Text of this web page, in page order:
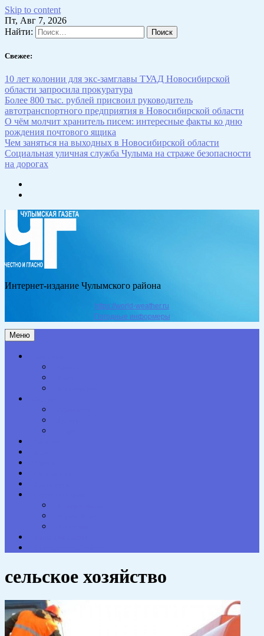
Skip to content
Пт, Авг 7, 2026
Найти:
Свежее:
10 лет колонии для экс-замглавы ТУАД Новосибирской
области запросила прокуратура
Более 800 тыс. рублей присвоил руководитель
автотранспортного предприятия в Новосибирской области
О чём молчит хранитель писем: интересные факты ко дню
рождения почтового ящика
Чем заняться на выходных в Новосибирской области
Социальная уличная служба Чулыма на страже безопасности
на дорогах
Интернет-издание Чулымского района
https://world-weather.ru
Погодные информеры
Меню
сельское хозяйство